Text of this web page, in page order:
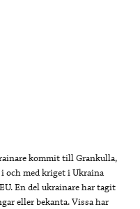
kommit till Grankulla,
och med kriget i Ukraina
En del ukrainare har tagit
eller bekanta. Vissa har